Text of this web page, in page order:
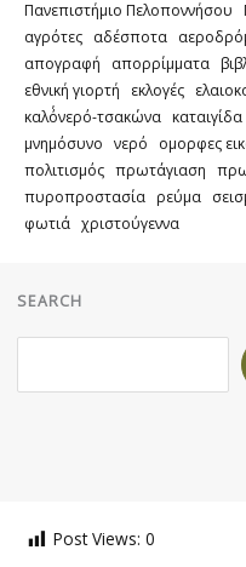
Πανεπιστήμιο Πελοποννήσου
αγρότες αδέσποτα
απογραφή
απορρίμματα
εθνική γιορτή
εκλογές
καλό΄νερό-τσακώνα καταιγίδα
μνημόσυνο νερό ομορφες
πολιτισμός πρωτάγιαση
πυροπροστασία ρεύμα
φωτιά χριστούγεννα
SEARCH
Post Views: 0